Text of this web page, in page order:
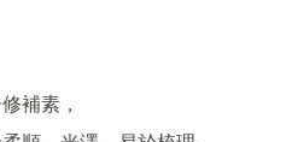
補素，